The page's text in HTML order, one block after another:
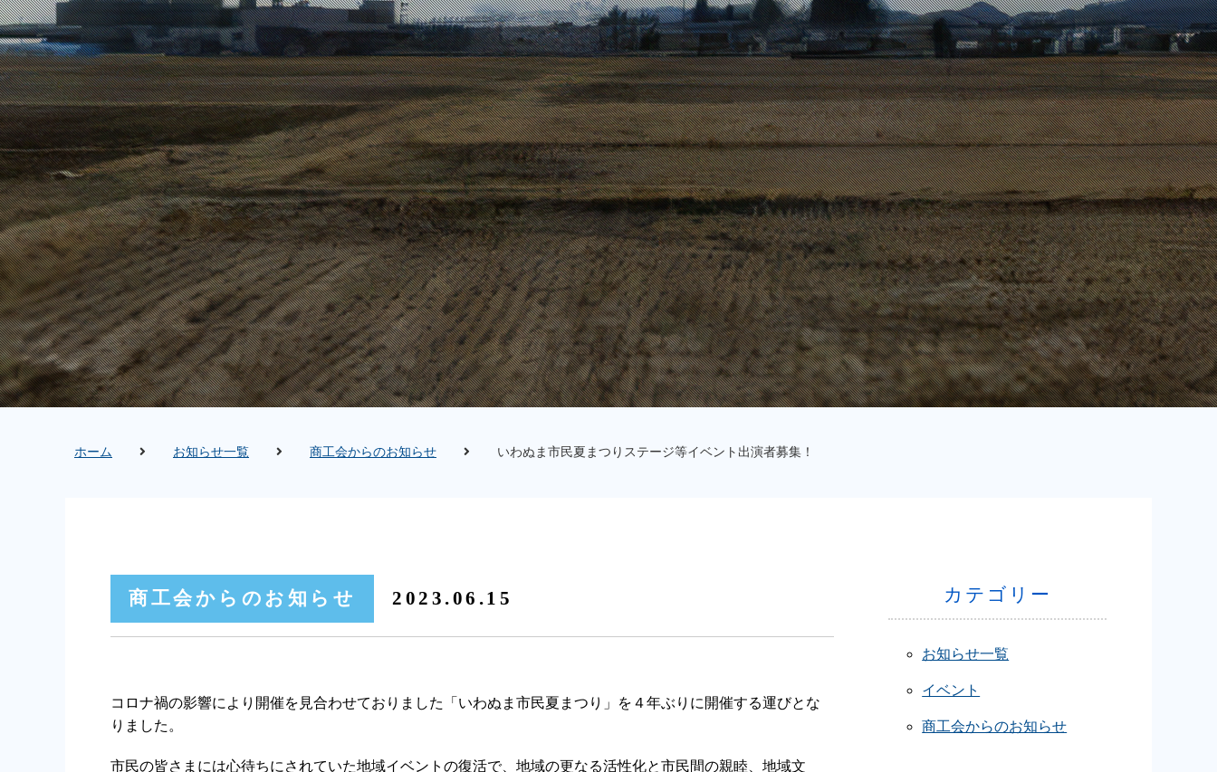
ホーム お知らせ一覧 商工会からのお知らせ いわぬま市民夏まつりステージ等イベント出演者募集！
商工会からのお知らせ 2023.06.15
コロナ禍の影響により開催を見合わせておりました「いわぬま市民夏まつり」を４年ぶりに開催する運びとな
りました。
市民の皆さまには心待ちにされていた地域イベントの復活で、地域の更なる活性化と市民間の親睦、地域文
カテゴリー
お知らせ一覧
イベント
商工会からのお知らせ